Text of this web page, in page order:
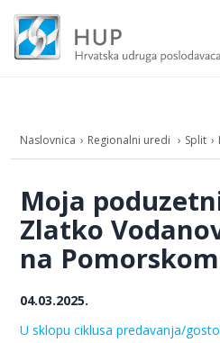
Naslovnica Regionalni uredi Split
Moja
Zlatko
na
04.03.2025.
U sklopu ciklusa predavanja/